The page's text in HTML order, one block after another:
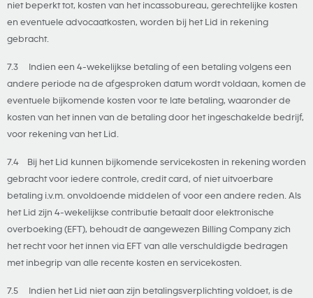
niet beperkt tot, kosten van het incassobureau, gerechtelijke kosten
en eventuele advocaatkosten, worden bij het Lid in rekening
gebracht.
7.3 Indien een 4-wekelijkse betaling of een betaling volgens een
andere periode na de afgesproken datum wordt voldaan, komen de
eventuele bijkomende kosten voor te late betaling, waaronder de
kosten van het innen van de betaling door het ingeschakelde bedrijf,
voor rekening van het Lid.
7.4 Bij het Lid kunnen bijkomende servicekosten in rekening worden
gebracht voor iedere controle, credit card, of niet uitvoerbare
betaling i.v.m. onvoldoende middelen of voor een andere reden. Als
het Lid zijn 4-wekelijkse contributie betaalt door elektronische
overboeking (EFT), behoudt de aangewezen Billing Company zich
het recht voor het innen via EFT van alle verschuldigde bedragen
met inbegrip van alle recente kosten en servicekosten.
7.5 Indien het Lid niet aan zijn betalingsverplichting voldoet, is de